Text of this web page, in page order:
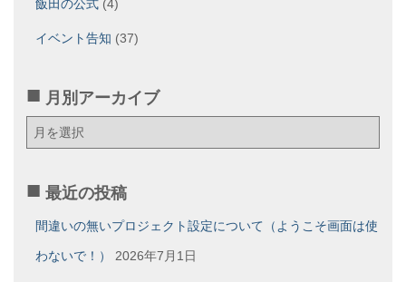
飯田の公式 (4)
イベント告知 (37)
月別アーカイブ
月
別
カ
ブ
最近の投稿
間違いの無いプロジェクト設定について（ようこそ画面は使
わないで！） 2026年7月1日